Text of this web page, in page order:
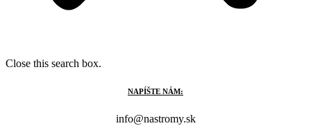
Close this search box.
NAPÍŠTE NÁM:
info@nastromy.sk